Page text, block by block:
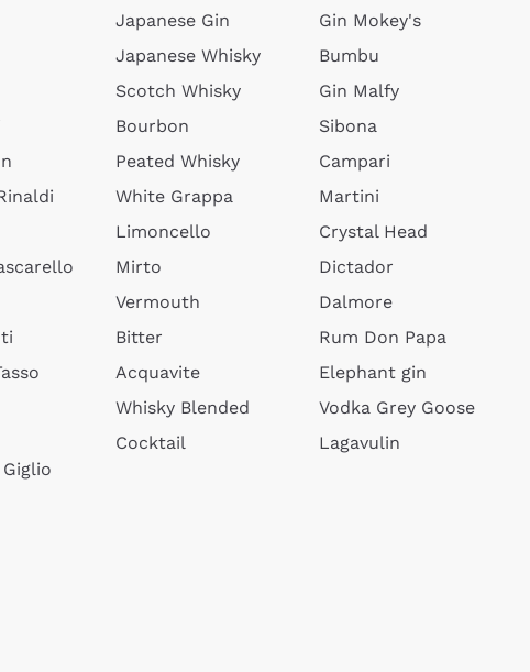
Japanese Gin
Japanese Whisky
Scotch Whisky
Bourbon
Peated Whisky
White Grappa
Limoncello
Mirto
Vermouth
Bitter
Acquavite
Whisky Blended
Cocktail
Gin Mokey's
Bumbu
Gin Malfy
Sibona
Campari
Martini
Crystal Head
Dictador
Dalmore
Rum Don Papa
Elephant gin
Vodka Grey Goose
Lagavulin